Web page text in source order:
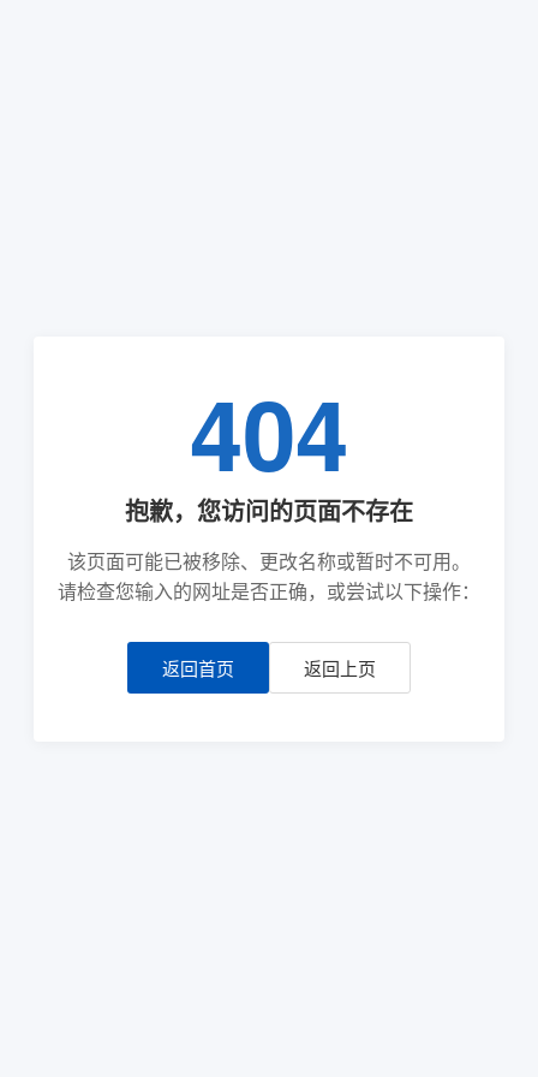
404
抱歉，您访问的页面不存在
该页面可能已被移除、更改名称或暂时不可用。
请检查您输入的网址是否正确，或尝试以下操作：
返回首页 返回上页